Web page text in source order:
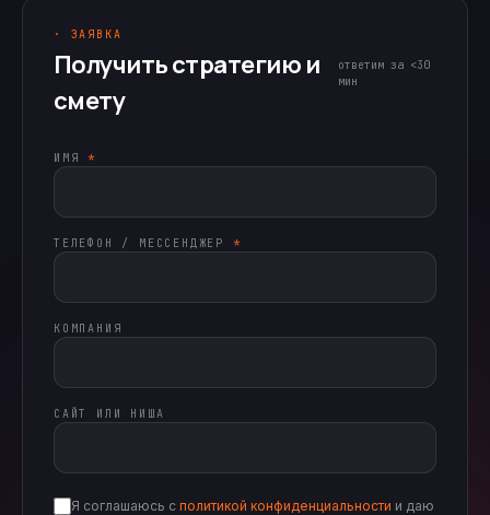
· ЗАЯВКА
Получить стратегию и
смету
ответим за <30
мин
ИМЯ *
ТЕЛЕФОН / МЕССЕНДЖЕР *
КОМПАНИЯ
САЙТ ИЛИ НИША
Я соглашаюсь с политикой конфиденциальности и даю